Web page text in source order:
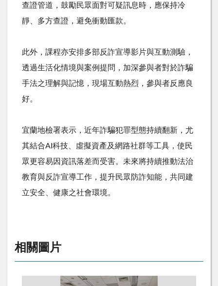
查證管道，鼓勵民眾面對可疑訊息時，應保持冷
靜、多方查證，避免衝動匯款。
此外，課程亦安排多部反詐宣導影片與互動測驗，
透過生活化情境與案例提問，加深參與者對於詐騙
手法之理解與記憶，現場互動熱烈，參與者反應良
好。
宜蘭地檢署表示，近年詐騙犯罪型態持續翻新，尤
其結合AI 科技、虛擬資產及網路社群等工具，使民
眾更容易因資訊落差而受害。未來將持續推動法治
教育與反詐宣導工作，提升民眾防詐知能，共同建
立安全、健康之社會環境。
相關圖片